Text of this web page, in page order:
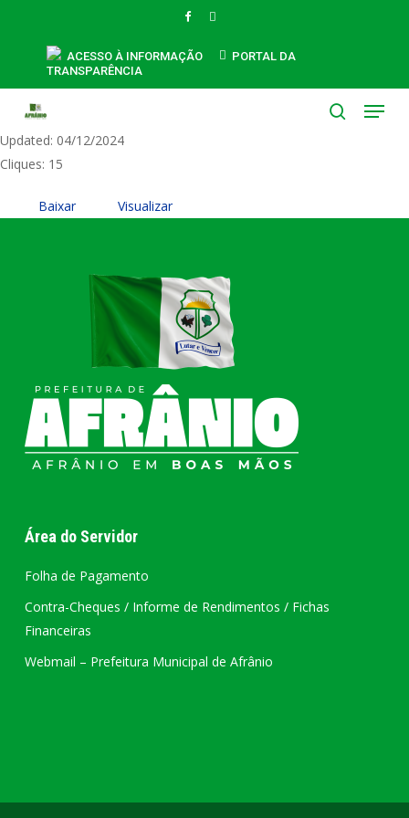
FACEBOOKINSTAGRAM
ACESSO À INFORMAÇÃO
PORTAL DA
TRANSPARÊNCIA
Menu
PORTARIA 157-2024
Tamanho do Arquivo: 216.80 KB
Created: 04/12/2024
Updated: 04/12/2024
Cliques: 15
Baixar Visualizar
Área do Servidor
Folha de Pagamento
Contra-Cheques / Informe de Rendimentos / Fichas
Financeiras
Webmail – Prefeitura Municipal de Afrânio